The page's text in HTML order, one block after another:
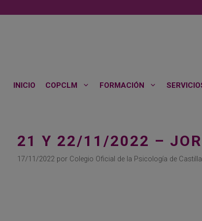
al
INICIO COPCLM FORMACIÓN
21 Y 22/11/2022 –
17/11/2022 por Colegio Oficial de la Psicología de